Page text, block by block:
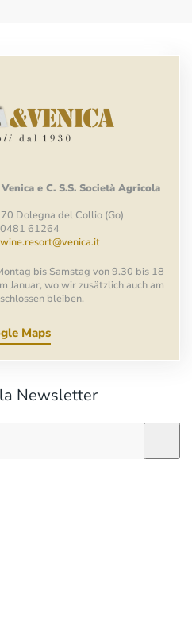
Venica e C. S.S. Società Agricola
Dolegna del Collio (Go)
61264
wine.resort@venica.it
bis Samstag von 9.30 bis 18
Januar, wo wir zusätzlich auch am
bleiben.
Maps
Newsletter